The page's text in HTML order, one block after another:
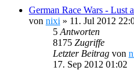
German Race Wars - Lust
von nixi » 11. Jul 2012
5 Antworten
8175 Zugriffe
Letzter Beitrag von
17. Sep 2012 01:02